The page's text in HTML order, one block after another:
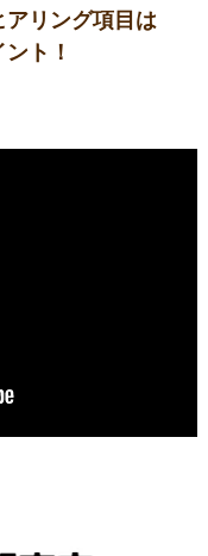
リング項目は
ト！